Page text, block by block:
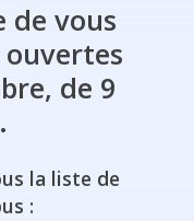
de vous
ouvertes
de 9
la liste de
: